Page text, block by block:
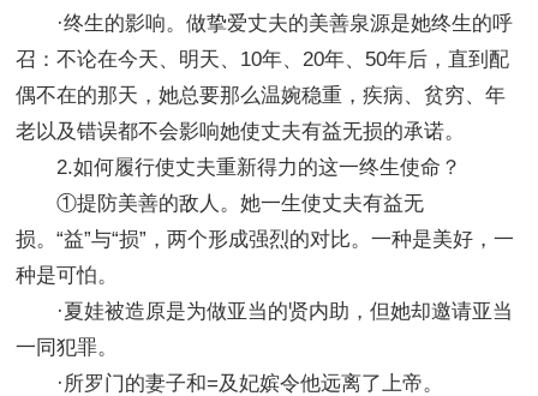
·终生的影响。做挚爱丈夫的美善泉源是她终生的呼
召：不论在今天、明天、10年、20年、50年后，直到配
偶不在的那天，她总要那么温婉稳重，疾病、贫穷、年
老以及错误都不会影响她使丈夫有益无损的承诺。
2.如何履行使丈夫重新得力的这一终生使命？
①提防美善的敌人。她一生使丈夫有益无
损。“益”与“损”，两个形成强烈的对比。一种是美好，一
种是可怕。
·夏娃被造原是为做亚当的贤内助，但她却邀请亚当
一同犯罪。
·所罗门的妻子和=及妃嫔令他远离了上帝。